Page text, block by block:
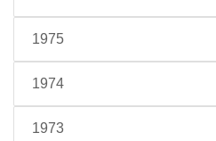
1975
1974
1973